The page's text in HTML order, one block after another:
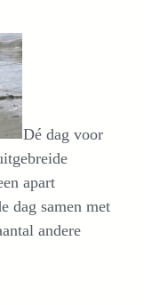
Dé dag voor
apart
dag samen met
andere